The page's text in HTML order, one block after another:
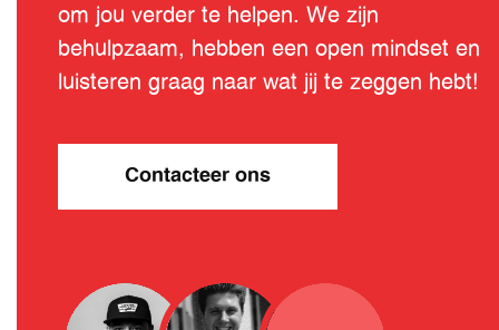
om jou verder te helpen. We zijn
behulpzaam, hebben een open mindset en
luisteren graag naar wat jij te zeggen hebt!
Contacteer ons